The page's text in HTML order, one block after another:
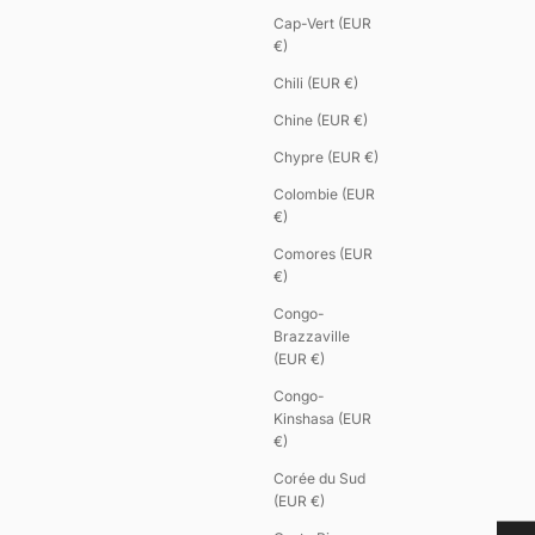
Cap-Vert (EUR
€)
Chili (EUR €)
Chine (EUR €)
Chypre (EUR €)
Colombie (EUR
€)
Comores (EUR
€)
Congo-
Brazzaville
(EUR €)
Congo-
Kinshasa (EUR
€)
Corée du Sud
(EUR €)